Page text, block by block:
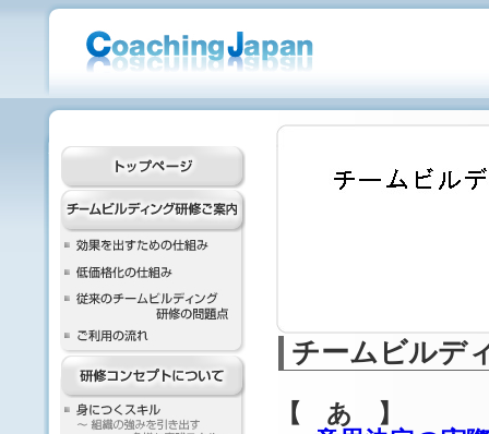
チームビルデ
【 あ 】